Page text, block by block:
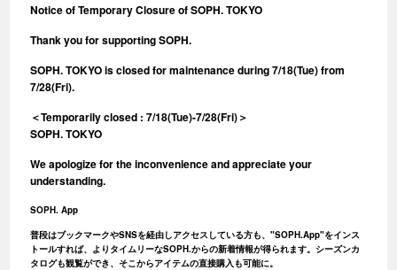
Notice of Temporary Closure of SOPH. TOKYO
Thank you for supporting SOPH.
SOPH. TOKYO is closed for maintenance during 7/18(Tue) from
7/28(Fri).
＜Temporarily closed : 7/18(Tue)-7/28(Fri)＞
SOPH. TOKYO
We apologize for the inconvenience and appreciate your
understanding.
SOPH. App
普段はブックマークやSNSを経由しアクセスしている方も、"SOPH.App"をインス
トールすれば、よりタイムリーなSOPH.からの新着情報が得られます。シーズンカ
タログも観覧ができ、そこからアイテムの直接購入も可能に。